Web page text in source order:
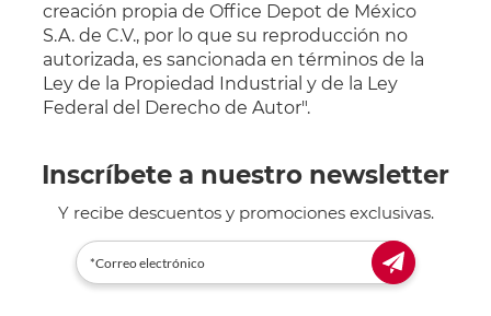
creación propia de Office Depot de México
S.A. de C.V., por lo que su reproducción no
autorizada, es sancionada en términos de la
Ley de la Propiedad Industrial y de la Ley
Federal del Derecho de Autor".
Inscríbete a nuestro newsletter
Y recibe descuentos y promociones exclusivas.